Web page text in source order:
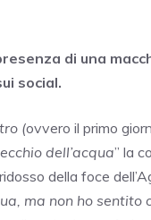
di una
social.
(ovvero il primo
dell’acqua” la
della foce
ma non ho